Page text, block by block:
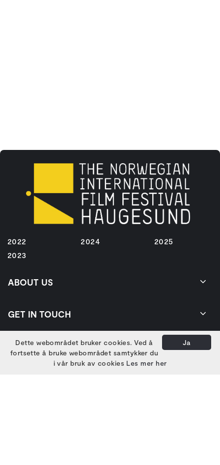
2022
2023
2024 2025
ABOUT US
GET IN TOUCH
EIERE
Ja
Dette webområdet bruker cookies. Ved å
fortsette å bruke webområdet samtykker du
i vår bruk av cookies Les mer her